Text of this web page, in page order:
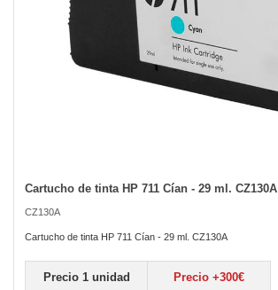
Cartucho de tinta HP 711 Cían - 29 ml. CZ130A
CZ130A
Cartucho de tinta HP 711 Cían - 29 ml. CZ130A
Precio 1 unidad Precio +300€
Skip
the
beginning
the
images